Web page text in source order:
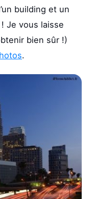
building et un
Je vous laisse
bien sûr !)
.